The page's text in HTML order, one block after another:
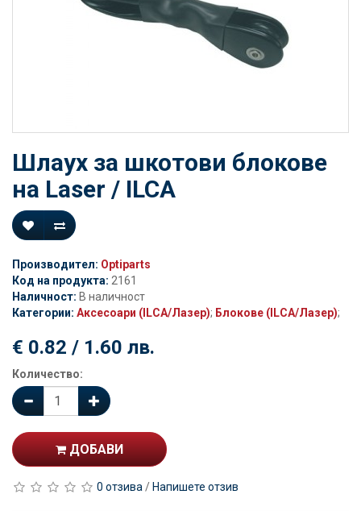
Шлаух за шкотови блокове
на Laser / ILCA
Производител: Optiparts
Код на продукта: 2161
Наличност: В наличност
Категории: Аксесоари (ILCA/Лазер); Блокове (ILCA/Лазер);
€ 0.82 / 1.60 лв.
Количество:
ДОБАВИ
0 отзива / Напишете отзив